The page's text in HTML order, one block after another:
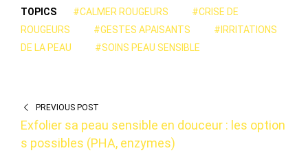
TOPICS #CALMER ROUGEURS
#CRISE DE
ROUGEURS
#GESTES APAISANTS
#IRRITATIONS
DE LA PEAU
#SOINS PEAU SENSIBLE
PREVIOUS POST
Exfolier sa peau sensible en douceur : les option
s possibles (PHA, enzymes)